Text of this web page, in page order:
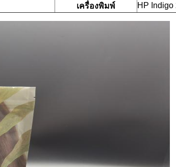
เครื่องพิมพ์ HP Indigo